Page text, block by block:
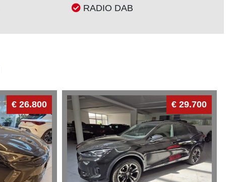
RADIO DAB
€ 26.800 € 29.700